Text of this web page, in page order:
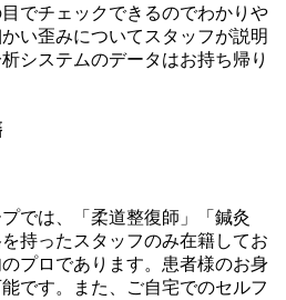
でチェックできるのでわかりや
い歪みについてスタッフが説明
システムのデータはお持ち帰り
では、「柔道整復師」「鍼灸
持ったスタッフのみ在籍してお
プロであります。患者様のお身
です。また、ご自宅でのセルフ